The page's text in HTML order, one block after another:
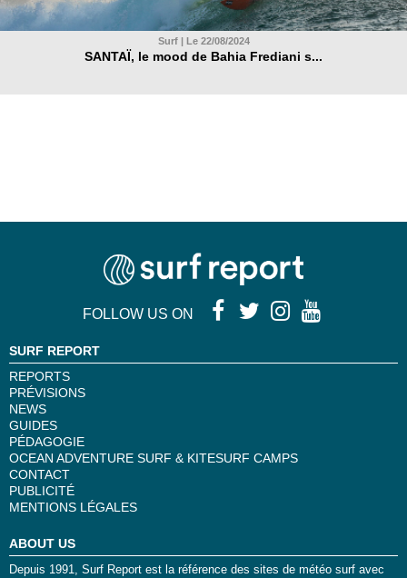
Surf | Le 22/08/2024
SANTAÏ, le mood de Bahia Frediani s...
FOLLOW US ON
SURF REPORT
REPORTS
PRÉVISIONS
NEWS
GUIDES
PÉDAGOGIE
OCEAN ADVENTURE SURF & KITESURF CAMPS
CONTACT
PUBLICITÉ
MENTIONS LÉGALES
ABOUT US
Depuis 1991, Surf Report est la référence des sites de météo surf avec